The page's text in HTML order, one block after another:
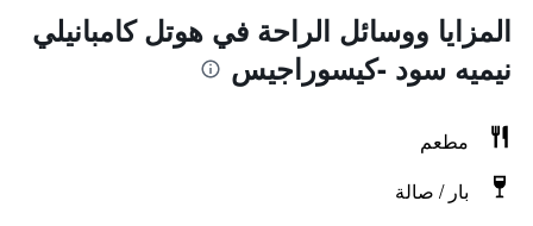
المزايا ووسائل الراحة في هوتل كامبانيلي
نيميه سود -كيسوراجيس
مطعم
بار / صالة